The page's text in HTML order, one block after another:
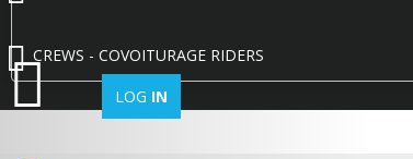
CREWS - COVOITURAGE RIDERS
LOG IN